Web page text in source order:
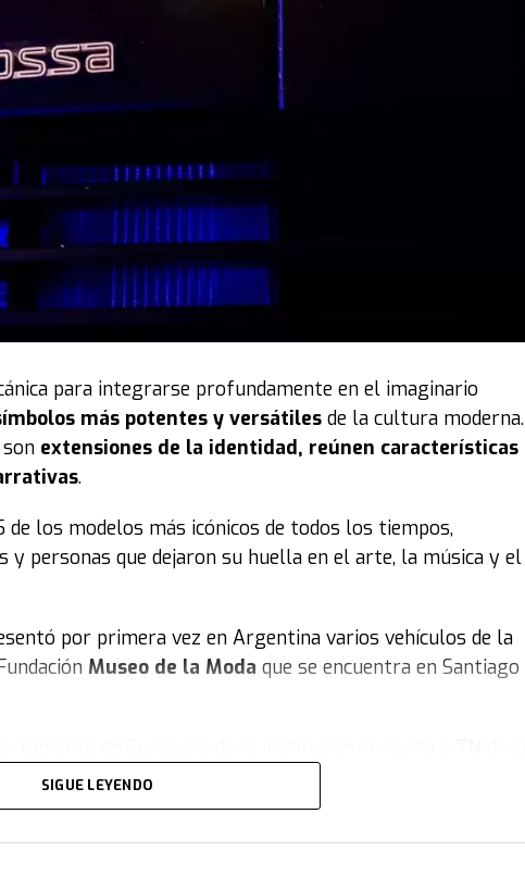
para integrarse profundamente en el imaginario
más potentes y versátiles de la cultura moderna.
extensiones de la identidad, reúnen características
.
los modelos más icónicos de todos los tiempos,
y personas que dejaron su huella en el arte, la música y el
por primera vez en Argentina varios vehículos de la
Museo de la Moda que se encuentra en Santiago
19.000 piezas de vestuario y accesorios, busca
estilos, artes decorativas, el aspecto deportivo... de cómo
y botines, entre otras prendas y objetos que se
SIGUE LEYENDO